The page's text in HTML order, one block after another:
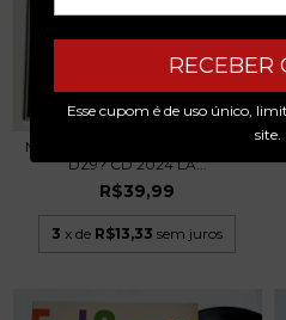
RECEBER
Esse cupom é de uso único,
site.
MOLOTOV ATTACK VS ARTIGO
DZ9? CD 2024 LA...
R$39,99
3 x de R$13,33 sem juros